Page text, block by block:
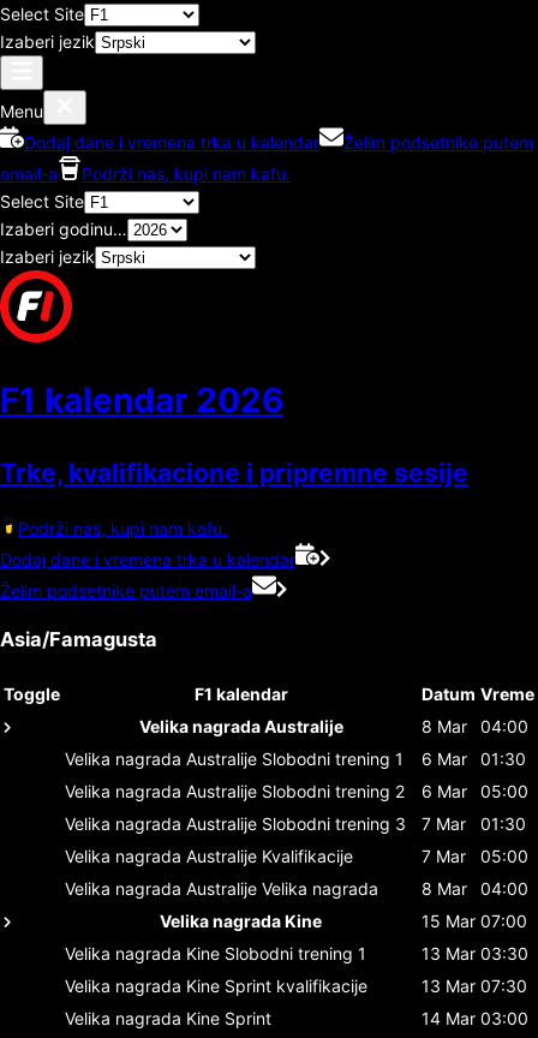
Select Site
Izaberi jezik
Menu
Dodaj dane i vremena trka u kalendar
Želim podsetnike putem
email-a
Podrži nas, kupi nam kafu.
Select Site
Izaberi godinu…
Izaberi jezik
F1 kalendar 2026
Trke, kvalifikacione i pripremne sesije
Podrži nas, kupi nam kafu.
Dodaj dane i vremena trka u kalendar
Želim podsetnike putem email-a
Asia/Famagusta
Toggle F1 kalendar Datum Vreme
Velika nagrada Australije
8 Mar
04:00
Velika nagrada Australije Slobodni trening 1 6 Mar
01:30
Velika nagrada Australije Slobodni trening 2 6 Mar
05:00
Velika nagrada Australije Slobodni trening 3 7 Mar
01:30
Velika nagrada Australije Kvalifikacije 7 Mar
05:00
Velika nagrada Australije Velika nagrada 8 Mar
04:00
Velika nagrada Kine
15 Mar 07:00
Velika nagrada Kine Slobodni trening 1 13 Mar 03:30
Velika nagrada Kine Sprint kvalifikacije 13 Mar 07:30
Velika nagrada Kine Sprint 14 Mar 03:00